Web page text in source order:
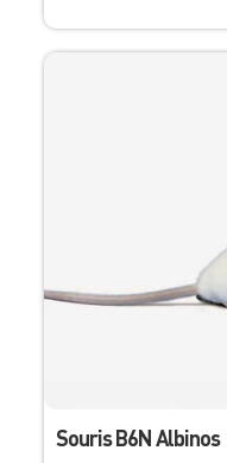
Souris B6N Albinos